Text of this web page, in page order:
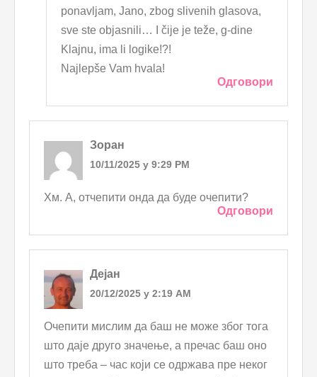
ponavljam, Jano, zbog slivenih glasova,
sve ste objasnili… I čije je teže, g-dine
Klajnu, ima li logike!?!
Najlepše Vam hvala!
Одговори
Зоран
10/11/2025 у 9:29 PM
Хм. А, отчепити онда да буде очепити?
Одговори
Дејан
20/12/2025 у 2:19 AM
Очепити мислим да баш не може због тога
што даје друго значење, а пречас баш оно
што треба – час који се одржава пре неког